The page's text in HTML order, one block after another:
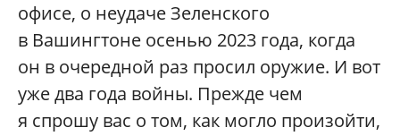
офисе, о неудаче Зеленского
в Вашингтоне осенью 2023 года, когда
он в очередной раз просил оружие. И вот
уже два года войны. Прежде чем
я спрошу вас о том, как могло произойти,